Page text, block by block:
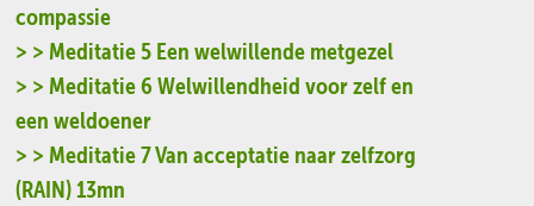
compassie
> > Meditatie 5 Een welwillende metgezel
> > Meditatie 6 Welwillendheid voor zelf en
een weldoener
> > Meditatie 7 Van acceptatie naar zelfzorg
(RAIN) 13mn